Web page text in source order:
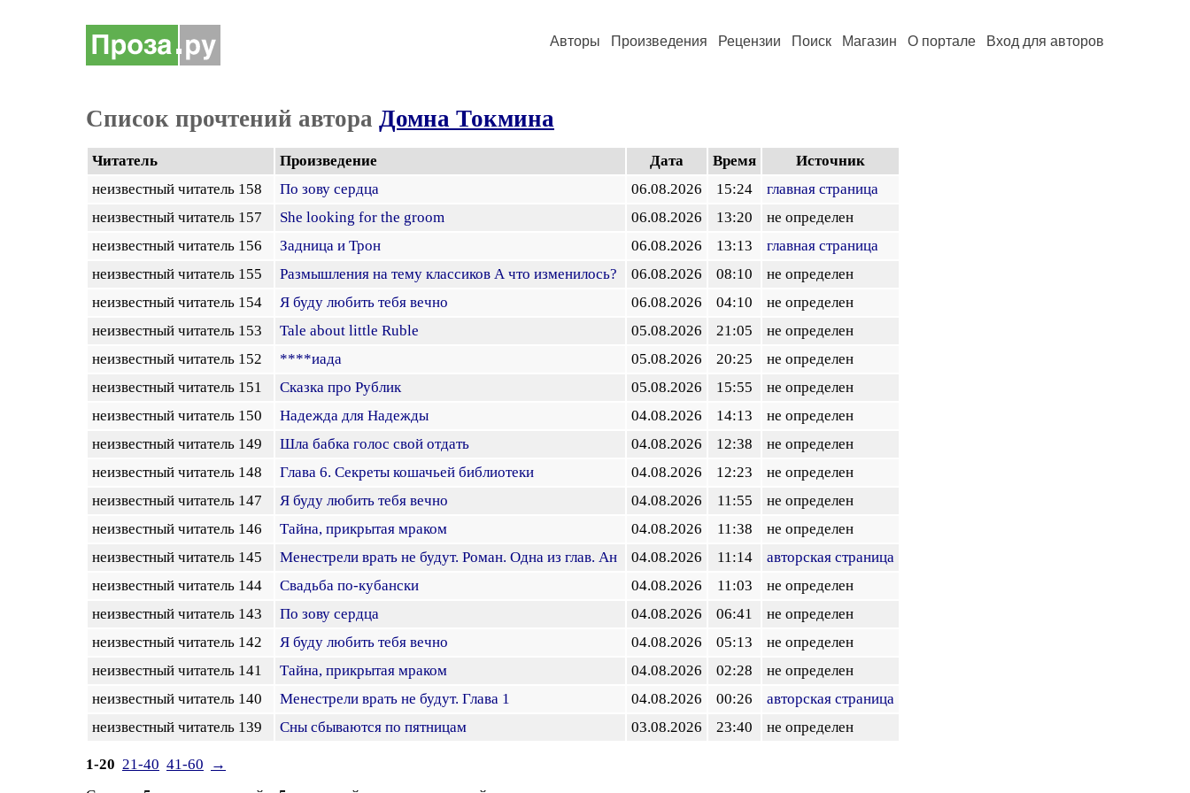
Авторы Произведения Рецензии Поиск Магазин О портале Вход для авторов
Список прочтений автора Домна Токмина
Читатель Произведение Дата Время
Источник
неизвестный читатель 158
По зову сердца 06.08.2026 15:24
главная страница
неизвестный читатель 157
She looking for the groom 06.08.2026 13:20
не определен
неизвестный читатель 156
Задница и Трон 06.08.2026 13:13
главная страница
неизвестный читатель 155
Размышления на тему классиков А что изменилось? 06.08.2026 08:10
не определен
неизвестный читатель 154
Я буду любить тебя вечно 06.08.2026 04:10
не определен
неизвестный читатель 153
Tale about little Ruble 05.08.2026 21:05
не определен
неизвестный читатель 152
****иада 05.08.2026 20:25
не определен
неизвестный читатель 151
Сказка про Рублик 05.08.2026 15:55
не определен
неизвестный читатель 150
Надежда для Надежды 04.08.2026 14:13
не определен
неизвестный читатель 149
Шла бабка голос свой отдать 04.08.2026 12:38
не определен
неизвестный читатель 148
Глава 6. Секреты кошачьей библиотеки 04.08.2026 12:23
не определен
неизвестный читатель 147
Я буду любить тебя вечно 04.08.2026 11:55
не определен
неизвестный читатель 146
Тайна, прикрытая мраком 04.08.2026 11:38
не определен
неизвестный читатель 145
Менестрели врать не будут. Роман. Одна из глав. Ан 04.08.2026 11:14
авторская страница
неизвестный читатель 144
Свадьба по-кубански 04.08.2026 11:03
не определен
неизвестный читатель 143
По зову сердца 04.08.2026 06:41
не определен
неизвестный читатель 142
Я буду любить тебя вечно 04.08.2026 05:13
не определен
неизвестный читатель 141
Тайна, прикрытая мраком 04.08.2026 02:28
не определен
неизвестный читатель 140
Менестрели врать не будут. Глава 1 04.08.2026 00:26
авторская страница
неизвестный читатель 139
Сны сбываются по пятницам 03.08.2026 23:40 не определен
1-20 21-40 41-60
→